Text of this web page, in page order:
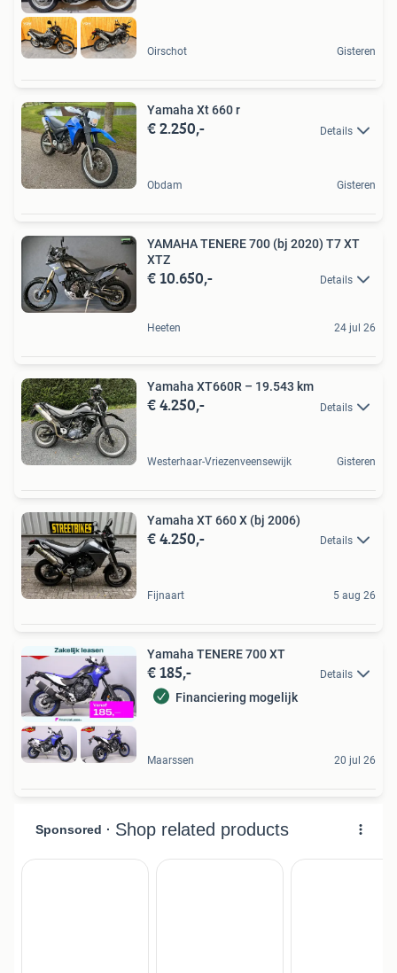
Oirschot Gisteren
Yamaha Xt 660 r
€ 2.250,- Details
Obdam Gisteren
YAMAHA TENERE 700 (bj 2020) T7 XT
XTZ
€ 10.650,- Details
Heeten 24 jul 26
Yamaha XT660R – 19.543 km
€ 4.250,- Details
Westerhaar-Vriezenveensewijk Gisteren
Yamaha XT 660 X (bj 2006)
€ 4.250,- Details
Fijnaart 5 aug 26
Yamaha TENERE 700 XT
€ 185,- Details
Financiering mogelijk
Maarssen 20 jul 26